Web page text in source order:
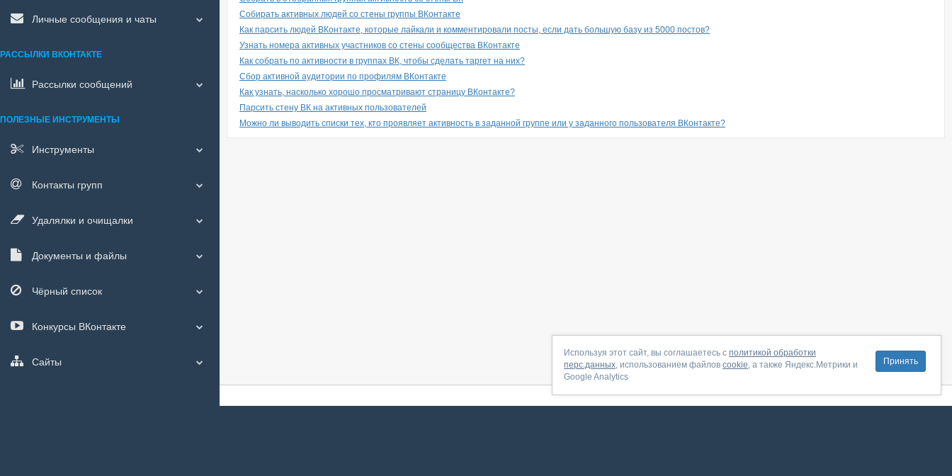
Собирать активных людей со стены группы ВКонтакте
Как парсить людей ВКонтакте, которые лайкали и комментировали посты, если дать большую базу из 5000 постов?
Узнать номера активных участников со стены сообщества ВКонтакте
Как собрать по активности в группах ВК, чтобы сделать таргет на них?
Сбор активной аудитории по профилям ВКонтакте
Как узнать, насколько хорошо просматривают страницу ВКонтакте?
Парсить стену ВК на активных пользователей
Можно ли выводить списки тех, кто проявляет активность в заданной группе или у заданного пользователя ВКонтакте?
Личные сообщения и чаты
РАССЫЛКИ ВКОНТАКТЕ
Рассылки сообщений
ПОЛЕЗНЫЕ ИНСТРУМЕНТЫ
Инструменты
Контакты групп
Удалялки и очищалки
Документы и файлы
Чёрный список
Конкурсы ВКонтакте
Сайты Принять
Используя этот сайт, вы соглашаетесь с политикой обработки
перс.данных, использованием файлов cookie, а также Яндекс.Метрики и
Google Analytics